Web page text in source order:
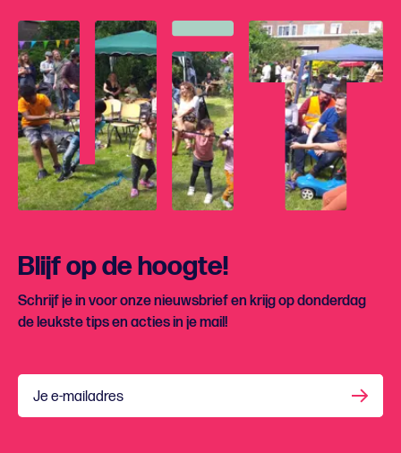
Blijf op de hoogte!
Schrijf je in voor onze nieuwsbrief en krijg op donderdag
de leukste tips en acties in je mail!
Je e-mailadres